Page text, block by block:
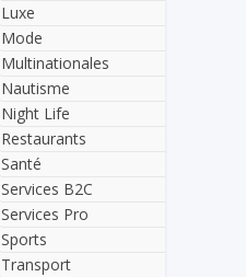
Luxe
Mode
Multinationales
Nautisme
Night Life
Restaurants
Santé
Services B2C
Services Pro
Sports
Transport